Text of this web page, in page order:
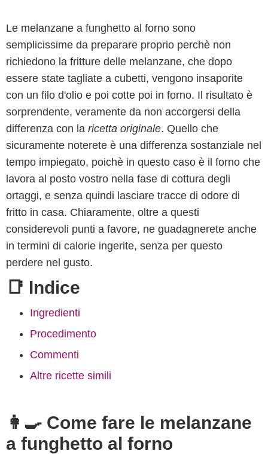
Le melanzane a funghetto al forno sono
semplicissime da preparare proprio perchè non
richiedono la fritture delle melanzane, che dopo
essere state tagliate a cubetti, vengono insaporite
con un filo d'olio e poi cotte poi in forno. Il risultato è
sorprendente, veramente da non accorgersi della
differenza con la ricetta originale. Quello che
sicuramente noterete è una differenza sostanziale nel
tempo impiegato, poichè in questo caso è il forno che
lavora al posto vostro nella fase di cottura degli
ortaggi, e senza quindi lasciare tracce di odore di
fritto in casa. Chiaramente, oltre a questi
considerevoli punti a favore, ne guadagnerete anche
in termini di calorie ingerite, senza per questo
perdere nel gusto.
📑 Indice
Ingredienti
Procedimento
Commenti
Altre ricette simili
👩‍🍳 Come fare le melanzane
a funghetto al forno